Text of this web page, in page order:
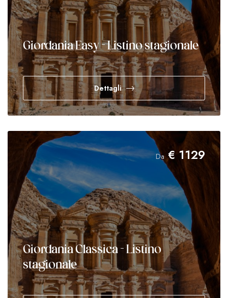
Giordania Easy - Listino stagionale
Dettagli
Da €1129
Giordania Classica - Listino
stagionale